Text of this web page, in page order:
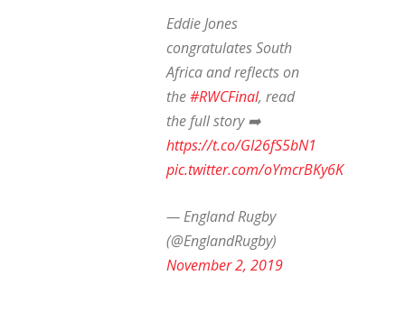
Eddie Jones
congratulates South
Africa and reflects on
the#RWCFinal, read
the full story ➡️
https://t.co/GI26fS5bN1
pic.twitter.com/oYmcrBKy6K
— England Rugby
(@EnglandRugby)
November 2, 2019